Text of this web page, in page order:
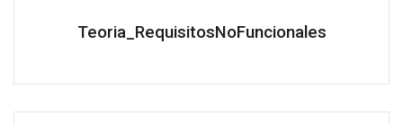
Teoria_RequisitosNoFuncionales